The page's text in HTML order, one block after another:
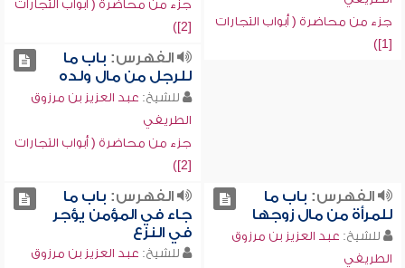
جزء من محاضرة ( أبواب التجارات
[1])
جزء من محاضرة ( أبواب التجارات
[2])
الفهرس: باب ما
للرجل من مال ولده
للشيخ: عبد العزيز بن مرزوق
الطريفي
جزء من محاضرة ( أبواب التجارات
[2])
الفهرس: باب ما
للمرأة من مال زوجها
للشيخ: عبد العزيز بن مرزوق
الطريفي
الفهرس: باب ما
جاء في المؤمن يؤجر
في النزع
للشيخ: عبد العزيز بن مرزوق